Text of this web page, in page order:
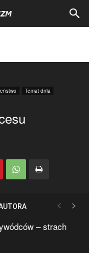
Temat dnia
– strach